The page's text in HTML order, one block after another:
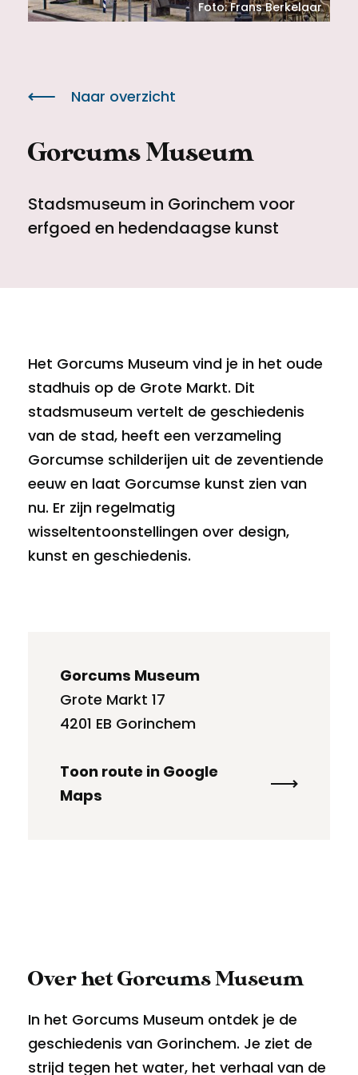
Gorcums Museum
Stadsmuseum in Gorinchem voor
erfgoed en hedendaagse kunst
Naar overzicht
Foto: Frans Berkelaar
Het Gorcums Museum vind je in het oude
stadhuis op de Grote Markt. Dit
stadsmuseum vertelt de geschiedenis
van de stad, heeft een verzameling
Gorcumse schilderijen uit de zeventiende
eeuw en laat Gorcumse kunst zien van
nu. Er zijn regelmatig
wisseltentoonstellingen over design,
kunst en geschiedenis.
Gorcums Museum
Grote Markt 17
4201 EB Gorinchem
Toon route in Google
Maps
Over het Gorcums Museum
In het Gorcums Museum ontdek je de
geschiedenis van Gorinchem. Je ziet de
strijd tegen het water, het verhaal van de